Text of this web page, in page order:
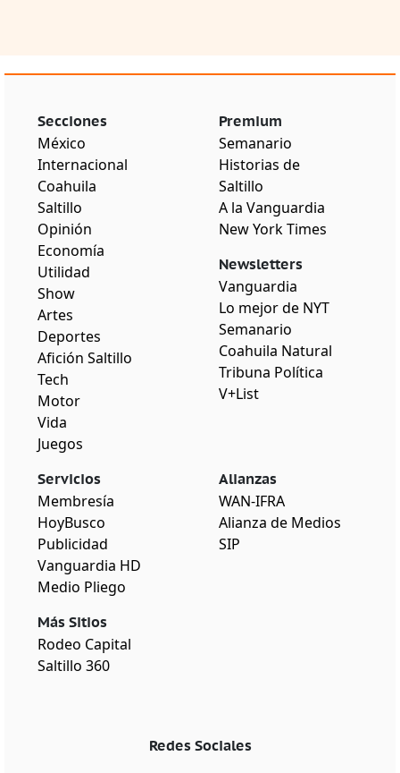
Secciones
México
Internacional
Coahuila
Saltillo
Opinión
Economía
Utilidad
Show
Artes
Deportes
Afición Saltillo
Tech
Motor
Vida
Juegos
Premium
Semanario
Historias de
Saltillo
A la Vanguardia
New York Times
Newsletters
Vanguardia
Lo mejor de NYT
Semanario
Coahuila Natural
Tribuna Política
V+List
Servicios
Membresía
HoyBusco
Publicidad
Vanguardia HD
Medio Pliego
Más Sitios
Rodeo Capital
Saltillo 360
Alianzas
WAN-IFRA
Alianza de Medios
SIP
Redes Sociales